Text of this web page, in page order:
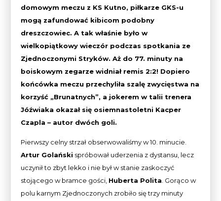
domowym meczu z KS Kutno, piłkarze GKS-u
mogą zafundować kibicom podobny
dreszczowiec. A tak właśnie było w
wielkopiątkowy wieczór podczas spotkania ze
Zjednoczonymi Stryków. Aż do 77. minuty na
boiskowym zegarze widniał remis 2:2! Dopiero
końcówka meczu przechyliła szalę zwycięstwa na
korzyść „Brunatnych”, a jokerem w talii trenera
Jóźwiaka okazał się osiemnastoletni Kacper
Czapla – autor dwóch goli.
Pierwszy celny strzał obserwowaliśmy w 10. minucie.
Artur Golański spróbował uderzenia z dystansu, lecz
uczynił to zbyt lekko i nie był w stanie zaskoczyć
stojącego w bramce gości, Huberta Polita . Gorąco w
polu karnym Zjednoczonych zrobiło się trzy minuty